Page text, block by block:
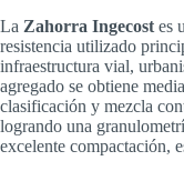
La Zahorra Ingecost es
resistencia utilizado
infraestructura vial,
agregado se obtiene
clasificación y mezcla
logrando una
excelente compactación,